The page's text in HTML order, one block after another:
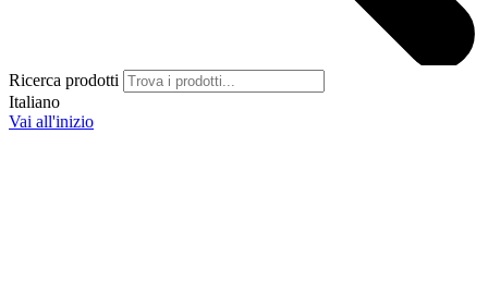
Ricerca prodotti
Italiano
Vai all'inizio